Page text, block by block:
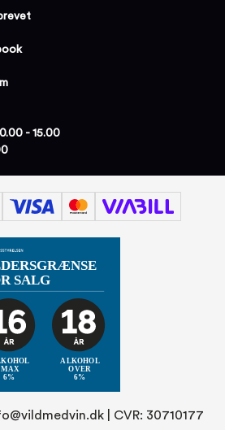
- 15.00
| CVR: 30710177